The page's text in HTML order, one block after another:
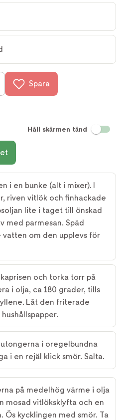
Spara
Håll skärmen tänd
i en bunke (alt i mixer). I
riven vitlök och finhackade
lite i taget till önskad
med parmesan. Späd
om den upplevs för
och torka torr på
i olja, ca 180 grader, tills
Låt den friterade
i oregelbundna
i en rejäl klick smör. Salta.
på medelhög värme i olja
mosad vitlöksklyfta och en
Ös kycklingen med smör. Ta